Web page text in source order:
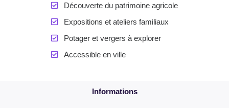
Découverte du patrimoine agricole
Expositions et ateliers familiaux
Potager et vergers à explorer
Accessible en ville